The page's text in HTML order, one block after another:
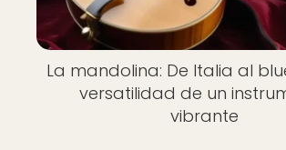
La mandolina: De Italia al
versatilidad de un
vibrante